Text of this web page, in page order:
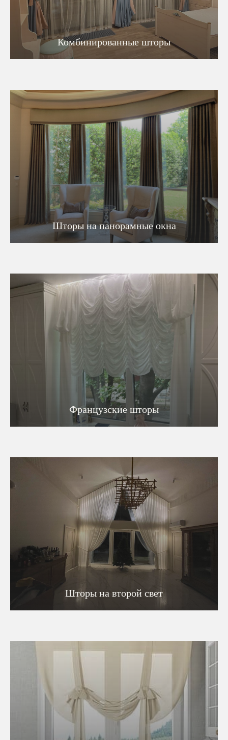
Комбинированные шторы
Шторы на панорамные окна
Французские шторы
Шторы на второй свет